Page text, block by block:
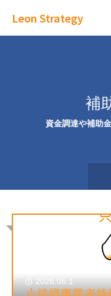
Leon Strategy
補
資金調達や補助
2026.05.1